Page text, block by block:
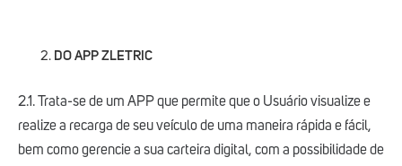
DO APP ZLETRIC
2.1. Trata-se de um APP que permite que o Usuário visualize e
realize a recarga de seu veículo de uma maneira rápida e fácil,
bem como gerencie a sua carteira digital, com a possibilidade de